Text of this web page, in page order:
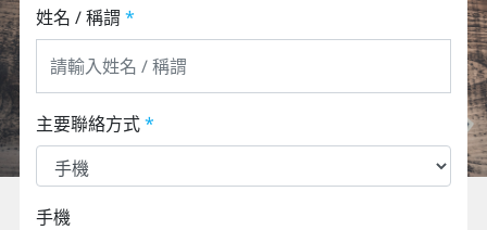
姓名 / 稱謂 *
主要聯絡方式*
手機